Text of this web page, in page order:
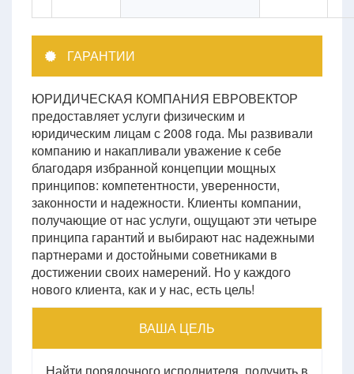
ГАРАНТИИ
ЮРИДИЧЕСКАЯ КОМПАНИЯ ЕВРОВЕКТОР
предоставляет услуги физическим и
юридическим лицам с 2008 года. Мы развивали
компанию и накапливали уважение к себе
благодаря избранной концепции мощных
принципов: компетентности, уверенности,
законности и надежности. Клиенты компании,
получающие от нас услуги, ощущают эти четыре
принципа гарантий и выбирают нас надежными
партнерами и достойными советниками в
достижении своих намерений. Но у каждого
нового клиента, как и у нас, есть цель!
ВАША ЦЕЛЬ